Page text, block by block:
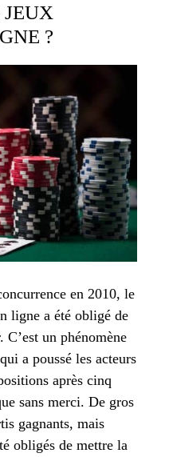
?
en 2010, le
ligne a été obligé de
un phénomène
a poussé les acteurs
après cinq
sans merci. De gros
gagnants, mais
obligés de mettre la